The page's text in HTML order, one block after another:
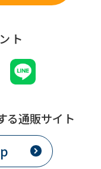
ト
る通販サイト